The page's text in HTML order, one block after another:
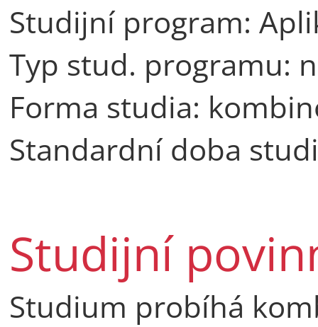
Studijní program:
Typ stud. programu:
Forma studia:
Standardní doba
Studijní
Studium probíhá